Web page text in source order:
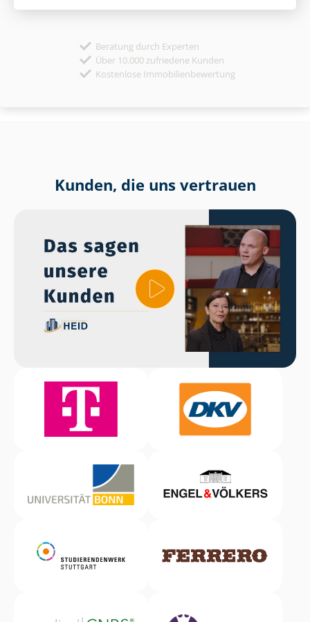
Beratung durch Experten
Über 10.000 zufriedene Kunden
Kostenlose Immobilienbewertung
Kunden, die uns vertrauen